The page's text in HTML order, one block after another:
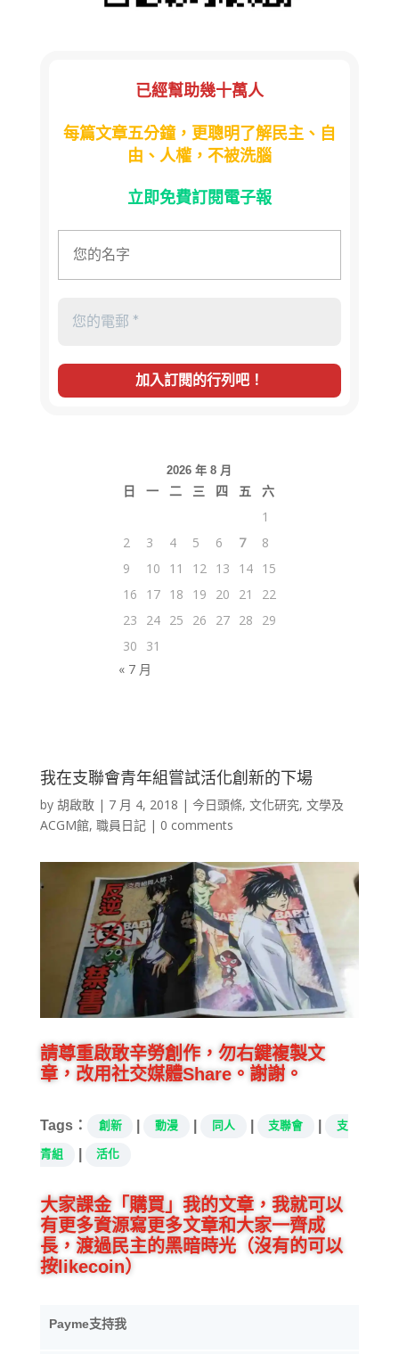
已經幫助幾十萬人
每篇文章五分鐘，更聰明了解民主、自
由、人權，不被洗腦
立即免費訂閱電子報
2026 年 8 月
日 一 二 三 四 五
六
1
2
3 4 5 6 7
8
9
10 11 12 13 14 15
16
17 18 19 20 21
22
23
24 25 26 27 28
29
30
31
« 7 月
我在支聯會青年組嘗試活化創新的下場
by 胡啟敢| 7 月 4, 2018 | 今日頭條, 文化研究, 文學及
ACGM館, 職員日記| 0 comments
請尊重啟敢辛勞創作，勿右鍵複製文
章，改用社交媒體Share。謝謝。
Tags： 創新 動漫 同人 支聯會 支
青組 活化
大家課金「購買」我的文章，我就可以
有更多資源寫更多文章和大家一齊成
長，渡過民主的黑暗時光（沒有的可以
按likecoin）
Payme支持我